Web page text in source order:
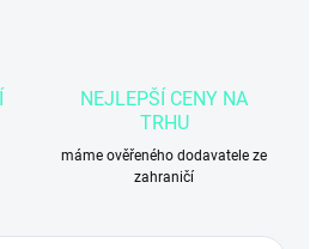
NEJLEPŠÍ CENY NA
TRHU
máme ověřeného dodavatele ze
zahraničí